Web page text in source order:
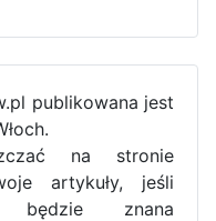
publikowana jest
na stronie
artykuły, jeśli
będzie znana